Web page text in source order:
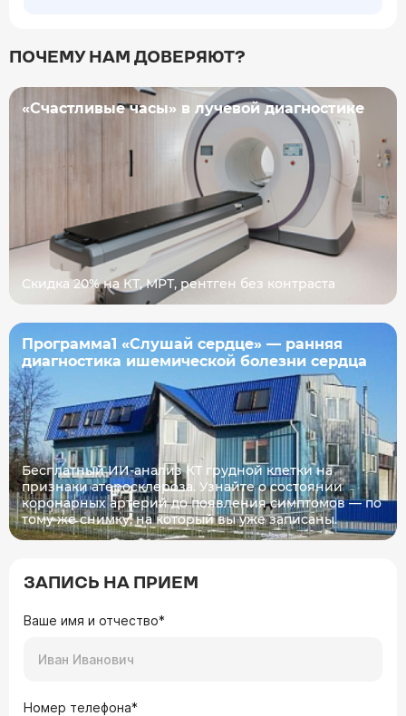
ПОЧЕМУ НАМ ДОВЕРЯЮТ?
«Счастливые часы» в лучевой диагностике
Скидка 20% на КТ, МРТ, рентген без контраста
Программа1 «Слушай сердце» — ранняя
диагностика ишемической болезни сердца
Бесплатный ИИ-анализ КТ грудной клетки на
признаки атеросклероза. Узнайте о состоянии
коронарных артерий до появления симптомов — по
тому же снимку, на который вы уже записаны.
ЗАПИСЬ НА ПРИЕМ
Ваше имя и отчество*
Номер телефона*